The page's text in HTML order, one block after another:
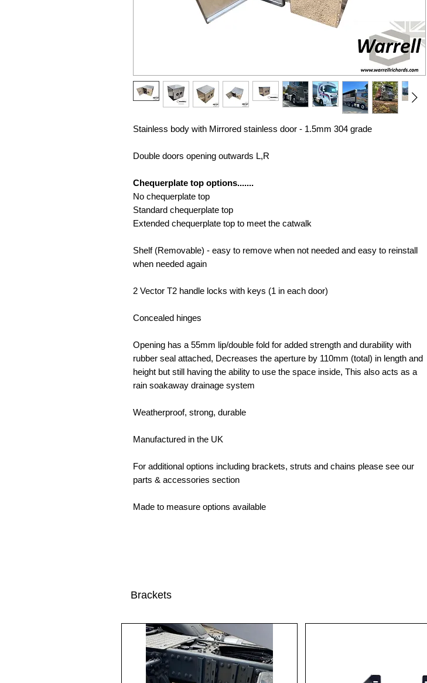
Stainless body with Mirrored stainless door - 1.5mm 304 grade
Double doors opening outwards L,R
Chequerplate top options.......
No chequerplate top
Standard chequerplate top
Extended chequerplate top to meet the catwalk
Shelf (Removable) - easy to remove when not needed and easy to reinstall
when needed again
2 Vector T2 handle locks with keys (1 in each door)
Concealed hinges
Opening has a 55mm lip/double fold for added strength and durability with
rubber seal attached, Decreases the aperture by 110mm (total) in length and
height but still having the ability to use the space inside, This also acts as a
rain soakaway drainage system
Weatherproof, strong, durable
Manufactured in the UK
For additional options including brackets, struts and chains please see our
parts & accessories section
Made to measure options available
Brackets